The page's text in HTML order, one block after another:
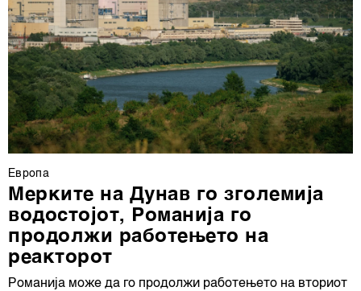
Европа
Мерките на Дунав го зголемија
водостојот, Романија го
продолжи работењето на
реакторот
Романија може да го продолжи работењето на вториот